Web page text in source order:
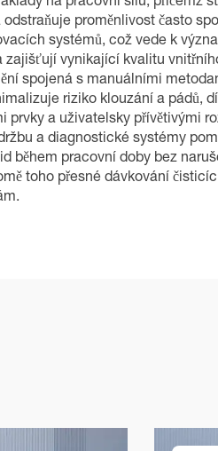
proměnlivost často
systémů, což vede k
vynikající kvalitu
spojená s manuálními
riziko klouzání a pádů,
a uživatelsky přívětivými
a diagnostické systémy
během pracovní doby bez
toho přesné dávkování